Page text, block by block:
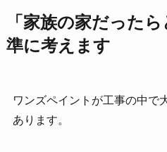
「家族の家だった
準に考えます
ワンズペイントが工事の中で
あります。